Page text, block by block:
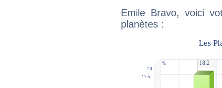
Emile Bravo, voici
planètes :